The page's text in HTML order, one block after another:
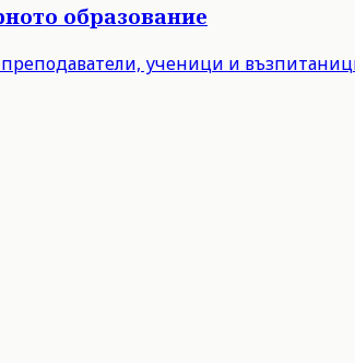
образование
ученици и